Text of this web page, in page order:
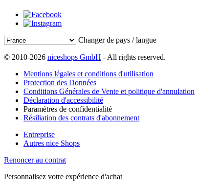
Changer de pays / langue
© 2010-2026 niceshops GmbH - All rights reserved.
Mentions légales et conditions d'utilisation
Protection des Données
Conditions Générales de Vente et politique d'annulation
Déclaration d'accessibilité
Paramètres de confidentialité
Résiliation des contrats d'abonnement
Entreprise
Autres nice Shops
Renoncer au contrat
Personnalisez votre expérience d'achat